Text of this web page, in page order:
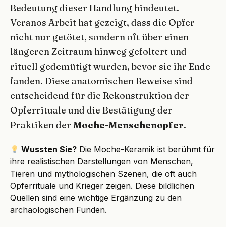
Bedeutung dieser Handlung hindeutet.
Veranos Arbeit hat gezeigt, dass die Opfer
nicht nur getötet, sondern oft über einen
längeren Zeitraum hinweg gefoltert und
rituell gedemütigt wurden, bevor sie ihr Ende
fanden. Diese anatomischen Beweise sind
entscheidend für die Rekonstruktion der
Opferrituale und die Bestätigung der
Praktiken der Moche-Menschenopfer.
Wussten Sie? Die Moche-Keramik ist berühmt für
ihre realistischen Darstellungen von Menschen,
Tieren und mythologischen Szenen, die oft auch
Opferrituale und Krieger zeigen. Diese bildlichen
Quellen sind eine wichtige Ergänzung zu den
archäologischen Funden.